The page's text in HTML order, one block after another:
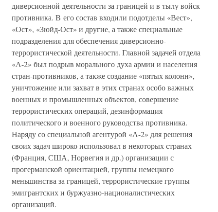
диверсионной деятельности за границей и в тылу войск
противника. В его состав входили подотделы «Вест»,
«Ост», «Зюйд-Ост» и другие, а также специальные
подразделения для обеспечения диверсионно-
террористической деятельности. Главной задачей отдела
«А-2» был подрыв морального духа армии и населения
стран-противников, а также создание «пятых колонн»,
уничтожение или захват в этих странах особо важных
военных и промышленных объектов, совершение
террористических операций, дезинформация
политического и военного руководства противника.
Наряду со специальной агентурой «А-2» для решения
своих задач широко использовал в некоторых странах
(Франция, США, Норвегия и др.) организации с
прогерманской ориентацией, группы немецкого
меньшинства за границей, террористические группы
эмигрантских и буржуазно-националистических
организаций.